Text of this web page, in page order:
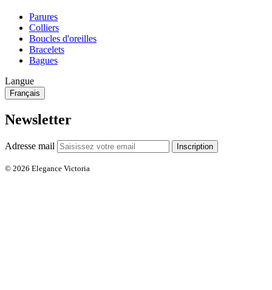
Parures
Colliers
Boucles d'oreilles
Bracelets
Bagues
Langue
Français
Newsletter
Adresse mail Inscription
© 2026 Elegance Victoria